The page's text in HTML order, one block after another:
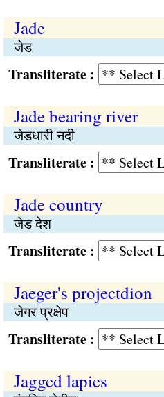
Jade
जेड
:
Jade bearing river
जेडधारी नदी
:
Jade country
जेड देश
:
Jaeger's projectdion
जेगर प्रक्षेप
:
Jagged lapies